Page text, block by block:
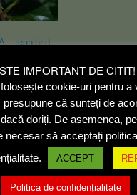
– teahibrid
IMPORTANT DE CITIT!
cookie-uri pentru a
presupune că sunteți de
doriți. De asemenea,
necesar să acceptați
ACCEPT
Politica de confidențialitate